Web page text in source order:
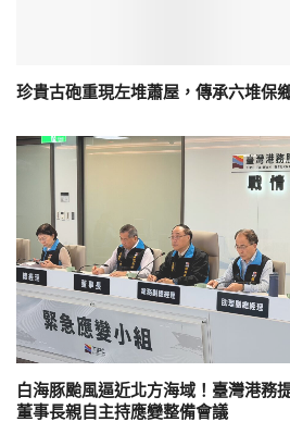
珍貴古砲重現左堆蕭屋，傳承六堆保
白海豚颱風逼近北方海域！臺灣港務
董事長親自主持應變整備會議